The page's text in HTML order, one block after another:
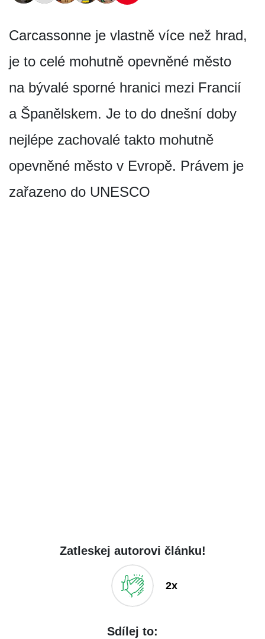
Carcassonne je vlastně více než hrad,
je to celé mohutně opevněné město
na bývalé sporné hranici mezi Francií
a Španělskem. Je to do dnešní doby
nejlépe zachovalé takto mohutně
opevněné město v Evropě. Právem je
zařazeno do UNESCO
Zatleskej autorovi článku!
2x
Sdílej to: